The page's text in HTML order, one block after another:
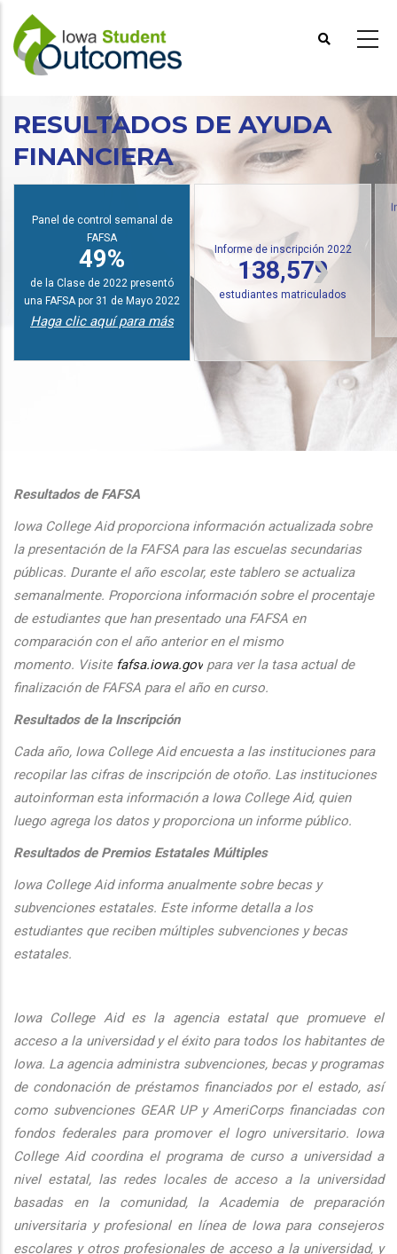
Pasar
contenido
principal
RESULTADOS DE AYUDA
FINANCIERA
Panel de control semanal de
FAFSA
49%
de la Clase de 2022 presentó
una FAFSA por 31 de Mayo 2022
Haga clic aquí para más
Informe de inscripción 2022
138,579
estudiantes matriculados
Resultados de FAFSA
Iowa College Aid proporciona información actualizada sobre
la presentación de la FAFSA para las escuelas secundarias
públicas. Durante el año escolar, este tablero se actualiza
semanalmente. Proporciona información sobre el procentaje
de estudiantes que han presentado una FAFSA en
comparación con el año anterior en el mismo
momento. Visite fafsa.iowa.gov para ver la tasa actual de
finalización de FAFSA para el año en curso.
Resultados de la Inscripción
Cada año, Iowa College Aid encuesta a las instituciones para
recopilar las cifras de inscripción de otoño. Las instituciones
autoinforman esta información a Iowa College Aid, quien
luego agrega los datos y proporciona un informe público.
Resultados de Premios Estatales Múltiples
Iowa College Aid informa anualmente sobre becas y
subvenciones estatales. Este informe detalla a los
estudiantes que reciben múltiples subvenciones y becas
estatales.
Iowa College Aid es la agencia estatal que promueve el
acceso a la universidad y el éxito para todos los habitantes de
Iowa. La agencia administra subvenciones, becas y programas
de condonación de préstamos financiados por el estado, así
como subvenciones GEAR UP y AmeriCorps financiadas con
fondos federales para promover el logro universitario. Iowa
College Aid coordina el programa de curso a universidad a
nivel estatal, las redes locales de acceso a la universidad
basadas en la comunidad, la Academia de preparación
universitaria y profesional en línea de Iowa para consejeros
escolares y otros profesionales de acceso a la universidad, y